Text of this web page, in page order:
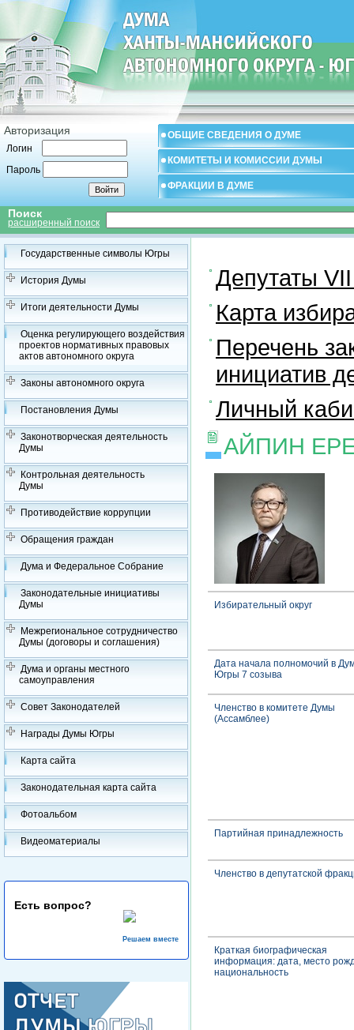
Авторизация
Логин
Пароль
ОБЩИЕ СВЕДЕНИЯ О ДУМЕ
КОМИТЕТЫ И КОМИССИИ ДУМЫ
ФРАКЦИИ В ДУМЕ
Поиск
расширенный поиск
Государственные символы Югры
История Думы
Итоги деятельности Думы
Оценка регулирующего воздействия
проектов нормативных правовых
актов автономного округа
Законы автономного округа
Постановления Думы
Законотворческая деятельность
Думы
Контрольная деятельность
Думы
Противодействие коррупции
Обращения граждан
Дума и Федеральное Собрание
Законодательные инициативы
Думы
Межрегиональное сотрудничество
Думы (договоры и соглашения)
Дума и органы местного
самоуправления
Совет Законодателей
Награды Думы Югры
Карта сайта
Законодательная карта сайта
Фотоальбом
Видеоматериалы
Есть вопрос?
Решаем вместе
Депутаты
Карта
Перечень
инициатив
Личный
АЙПИН
Избирательный округ
Дата начала полномочий в
Югры 7 созыва
Членство в комитете Думы
(Ассамблее)
Партийная принадлежность
Членство в депутатской
Краткая биографическая
информация: дата, место
национальность